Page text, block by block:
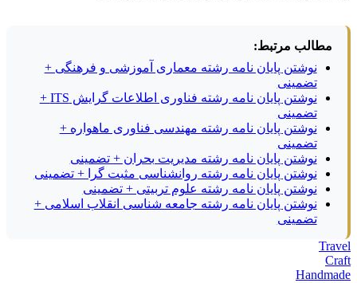
مطالب مرتبط:
نوشتن پایان نامه رشته معماری آموزشی و فرهنگی +
تضمینی
نوشتن پایان نامه رشته فناوری اطلاعات گرایش ITS +
تضمینی
نوشتن پایان نامه رشته مهندسی فناوری ماهواره +
تضمینی
نوشتن پایان نامه رشته مدیریت بحران + تضمینی
نوشتن پایان نامه رشته روانشناسی مثبت گرا + تضمینی
نوشتن پایان نامه رشته علوم تربیتی + تضمینی
نوشتن پایان نامه رشته جامعه شناسی انقلاب اسلامی +
تضمینی
Travel
Craft
Handmade